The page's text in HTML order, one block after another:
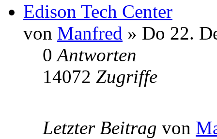
Edison Tech Center
von Manfred » Do 22.
0Antworten
14072 Zugriffe
Letzter Beitrag von